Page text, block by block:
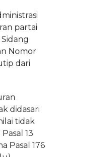
partai
Nomor
dari
didasari
tidak
13
Pasal 176